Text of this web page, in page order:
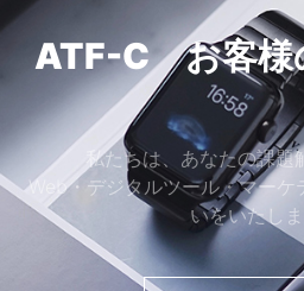
ATF-C お客
私たちは、あなたの課
Web・デジタルツール・マーケ
いをいたしま